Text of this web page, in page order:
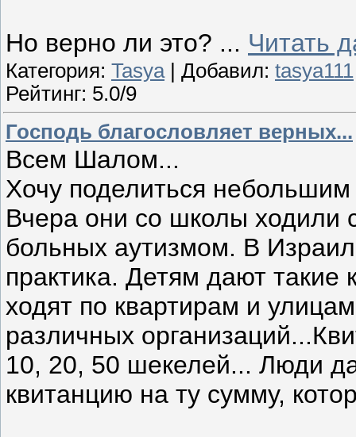
Но верно ли это? ... Читать
Категория: Tasya| Добавил: tasya111
Рейтинг: 5.0/9
Господь благословляет верных...
Всем Шалом...
Хочу поделиться
Вчера они со школы ходили
больных аутизмом. В
практика. Детям дают такие
ходят по квартирам и
различных
10, 20, 50 шекелей... Люди
квитанцию на ту сумму,